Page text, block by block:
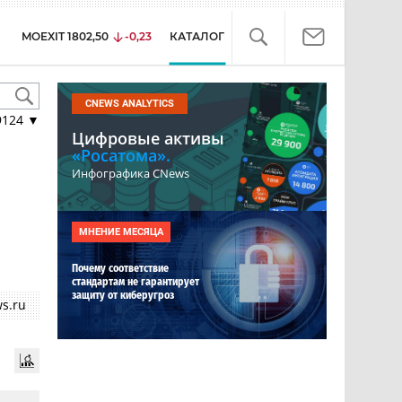
MOEXIT 1802,50 -0,23 КАТАЛОГ
▼
CNEWS ANALYTICS
Цифровые активы
«Росатома».
Инфографика CNews
МНЕНИЕ МЕСЯЦА
Почему соответствие
стандартам не гарантирует
защиту от киберугроз